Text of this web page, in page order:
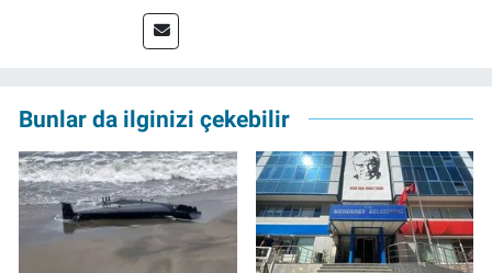
deneyimin dışında kapatılana kadar Artı TV
ve TELE1 TV Ankara bürolarında editör ve
Bunlar da ilginizi çekebilir